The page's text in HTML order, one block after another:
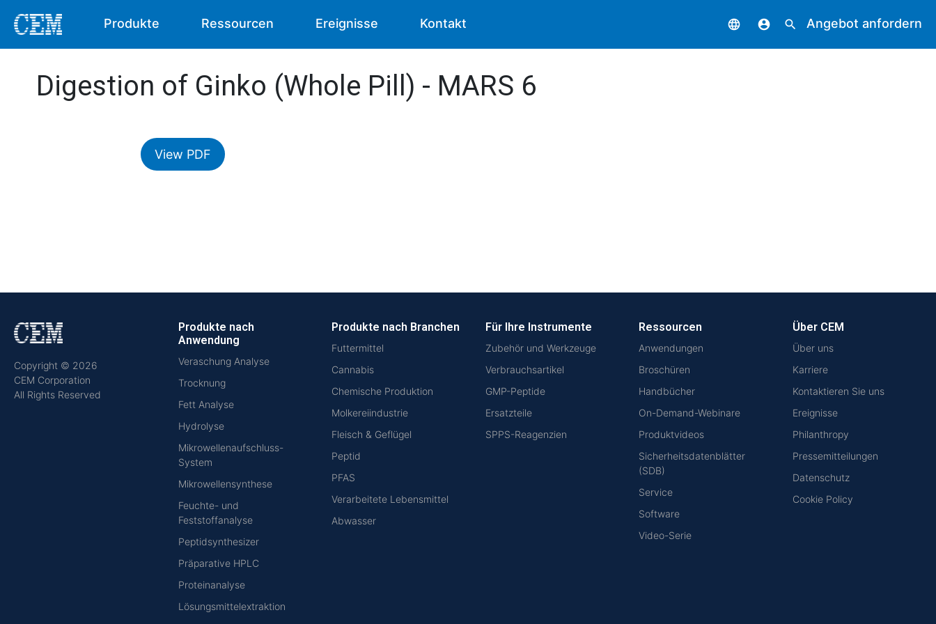
Produkte Ressourcen Ereignisse Kontakt language account_circle search Angebot anfordern
Digestion of Ginko (Whole Pill) - MARS 6
View PDF
Copyright © 2026
CEM Corporation
All Rights Reserved
Produkte nach
Anwendung
Veraschung Analyse
Trocknung
Fett Analyse
Hydrolyse
Mikrowellenaufschluss-
System
Mikrowellensynthese
Feuchte- und
Feststoffanalyse
Peptidsynthesizer
Präparative HPLC
Proteinanalyse
Lösungsmittelextraktion
Produkte nach Branchen
Futtermittel
Cannabis
Chemische Produktion
Molkereiindustrie
Fleisch & Geflügel
Peptid
PFAS
Verarbeitete Lebensmittel
Abwasser
Für Ihre Instrumente
Zubehör und Werkzeuge
Verbrauchsartikel
GMP-Peptide
Ersatzteile
SPPS-Reagenzien
Ressourcen
Anwendungen
Broschüren
Handbücher
On-Demand-Webinare
Produktvideos
Sicherheitsdatenblätter
(SDB)
Service
Software
Video-Serie
Über CEM
Über uns
Karriere
Kontaktieren Sie uns
Ereignisse
Philanthropy
Pressemitteilungen
Datenschutz
Cookie Policy